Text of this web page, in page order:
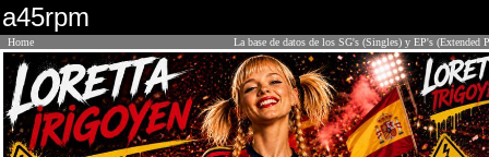
a45rpm
Home La base de datos de los SG's (Singles) y EP's (Extended